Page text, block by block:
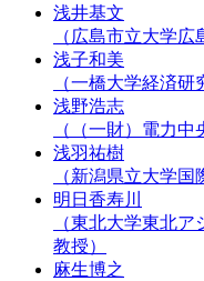
浅井基文
（広島市立大学広
浅子和美
（一橋大学経済研
浅野浩志
（（一財）電力
浅羽祐樹
（新潟県立大学国
明日香寿川
（東北大学東北
教授）
麻生博之